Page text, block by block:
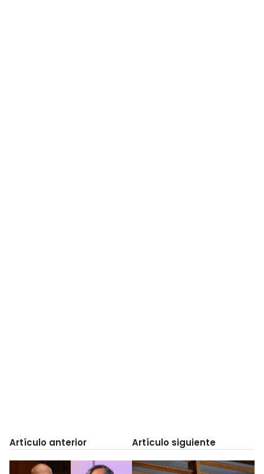
Artículo anterior Artículo siguiente